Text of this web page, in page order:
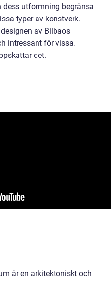
utformning begränsa
typer av konstverk.
av Bilbaos
intressant för vissa,
det.
är en arkitektoniskt och